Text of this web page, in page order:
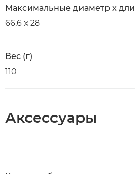
Максимальные диаметр x
66,6 х 28
Вес (г)
110
Аксессуары